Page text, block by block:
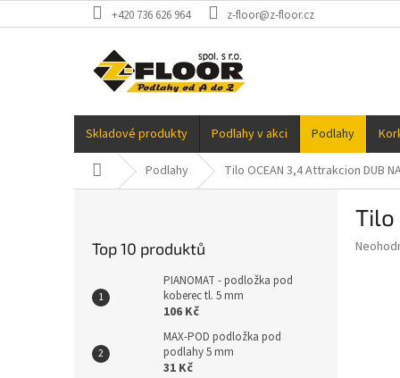
na
+420 736 626 964 z-floor@z-floor.cz
Skladové produkty Podlahy v akci Podlahy
Domů Podlahy Tilo OCEAN 3,4 Attrakcion DUB
Top 10 produktů
PIANOMAT - podložka pod
koberec tl. 5 mm
106 Kč
MAX-POD podložka pod
podlahy 5 mm
31 Kč
Tilo